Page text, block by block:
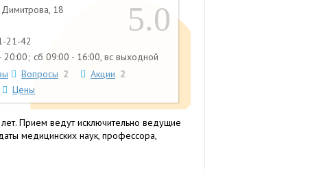
5.0
18
21-42
20:00; сб 09:00 - 16:00, вс выходной
Вопросы 2 Акции 2
Цены
Прием ведут исключительно ведущие
медицинских наук, профессора,